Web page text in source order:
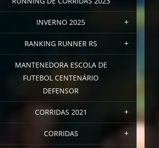
INVERNO 2025
RANKING RUNNER RS
MANTENEDORA ESCOLA DE
FUTEBOL CENTENÁRIO
DEFENSOR
CORRIDAS 2021
CORRIDAS